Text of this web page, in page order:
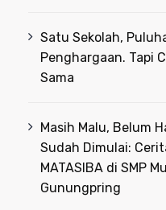
Satu Sekolah,
Penghargaan. Tapi
Sama
Masih Malu, Belum
Sudah Dimulai:
MATASIBA di SMP
Gunungpring